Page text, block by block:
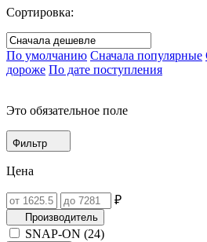
Сортировка:
По умолчанию Сначала популярные
дороже По дате поступления
Это обязательное поле
Фильтр
Цена
₽
Производитель
SNAP-ON (24)